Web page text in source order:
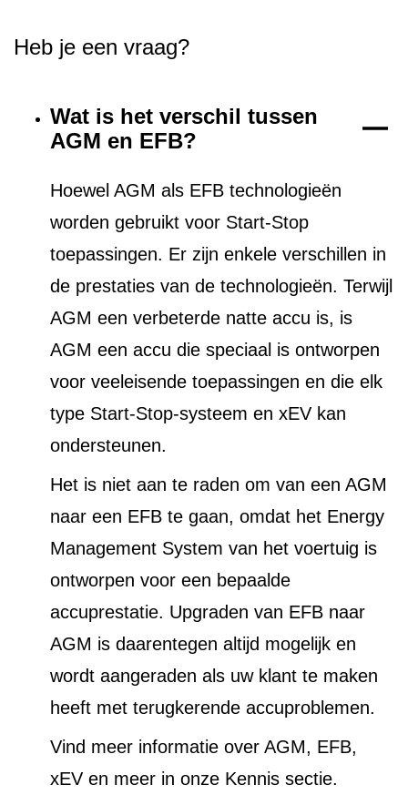
Heb je een vraag?
Wat is het verschil tussen
AGM en EFB?
Hoewel AGM als EFB technologieën
worden gebruikt voor Start-Stop
toepassingen. Er zijn enkele verschillen in
de prestaties van de technologieën. Terwijl
AGM een verbeterde natte accu is, is
AGM een accu die speciaal is ontworpen
voor veeleisende toepassingen en die elk
type Start-Stop-systeem en xEV kan
ondersteunen.
Het is niet aan te raden om van een AGM
naar een EFB te gaan, omdat het Energy
Management System van het voertuig is
ontworpen voor een bepaalde
accuprestatie. Upgraden van EFB naar
AGM is daarentegen altijd mogelijk en
wordt aangeraden als uw klant te maken
heeft met terugkerende accuproblemen.
Vind meer informatie over AGM, EFB,
xEV en meer in onze Kennis sectie.